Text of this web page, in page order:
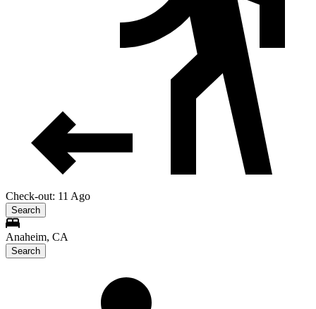
Check-out: 11 Ago
Search
Anaheim, CA
Search